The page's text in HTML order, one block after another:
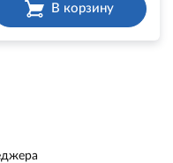
В корзину